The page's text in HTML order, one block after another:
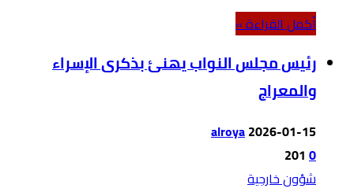
‫أكمل القراءة »‬
رئيس مجلس النواب يهنئ بذكرى الإسراء
والمعراج
alroya2026-01-15
0
201
شؤون خارجية